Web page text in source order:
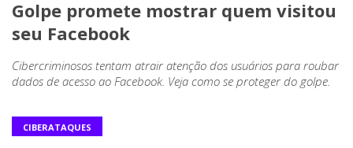
Golpe promete mostrar quem visitou
seu Facebook
Cibercriminosos tentam atrair atenção dos usuários para roubar
dados de acesso ao Facebook. Veja como se proteger do golpe.
CIBERATAQUES